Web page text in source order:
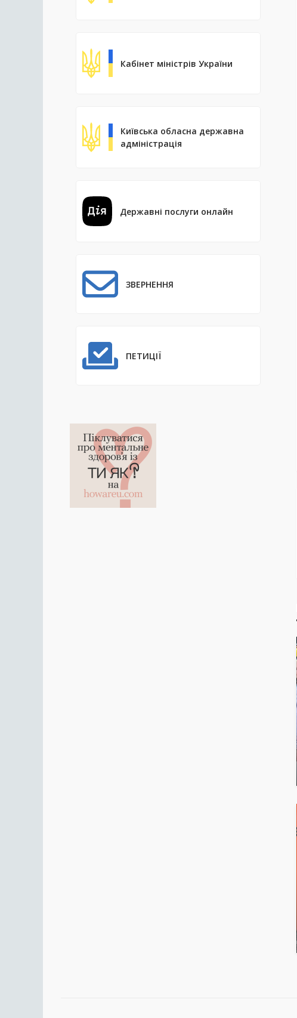
Кабінет міністрів України
Київська обласна державна
адміністрація
Державні послуги онлайн
ЗВЕРНЕННЯ
ПЕТИЦІЇ